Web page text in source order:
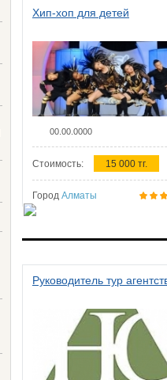
Хип-хоп для детей
00.00.0000
Стоимость: 15 000 тг.
Город Алматы
Руководитель тур